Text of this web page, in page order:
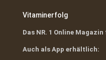
Vitaminerfolg
Das NR. 1 Online
Auch als App erhältlich: